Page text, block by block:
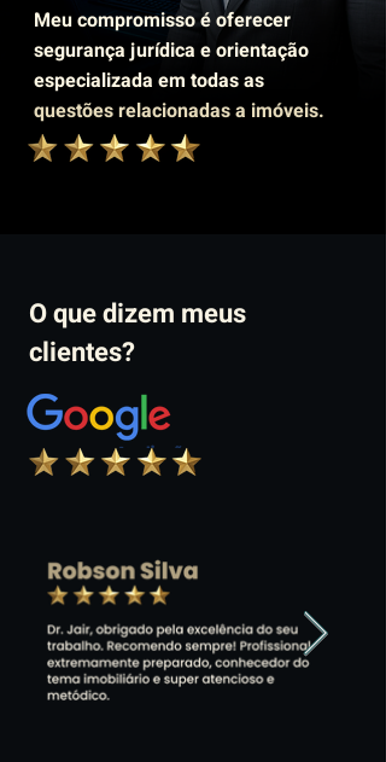
Meu compromisso é oferecer
segurança jurídica e orientação
especializada em todas as
questões relacionadas a imóveis.
O que dizem meus
clientes?